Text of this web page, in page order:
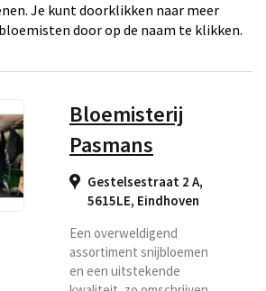
Je kunt doorklikken naar meer
door op de naam te klikken.
Bloemisterij
Pasmans
Gestelsestraat 2 A,
5615LE, Eindhoven
Een overweldigend
assortiment snijbloemen
en een uitstekende